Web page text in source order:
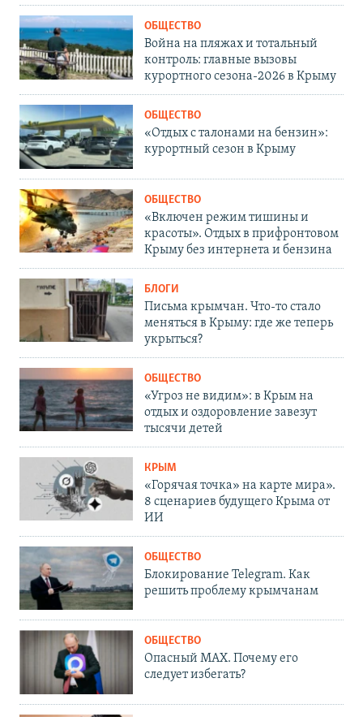
ОБЩЕСТВО
Война на пляжах и тотальный
контроль: главные вызовы
курортного сезона-2026 в Крыму
ОБЩЕСТВО
«Отдых с талонами на бензин»:
курортный сезон в Крыму
ОБЩЕСТВО
«Включен режим тишины и
красоты». Отдых в прифронтовом
Крыму без интернета и бензина
БЛОГИ
Письма крымчан. Что-то стало
меняться в Крыму: где же теперь
укрыться?
ОБЩЕСТВО
«Угроз не видим»: в Крым на
отдых и оздоровление завезут
тысячи детей
КРЫМ
«Горячая точка» на карте мира».
8 сценариев будущего Крыма от
ИИ
ОБЩЕСТВО
Блокирование Telegram. Как
решить проблему крымчанам
ОБЩЕСТВО
Опасный MAX. Почему его
следует избегать?